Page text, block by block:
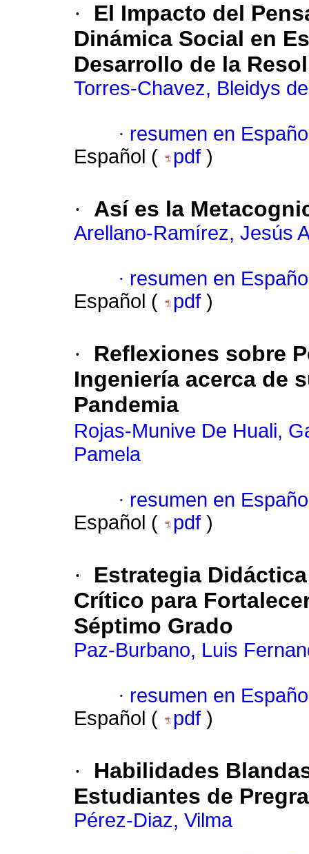
·
El Impacto del
Dinámica Social en
Desarrollo de la
Torres-Chavez, Bleidys
· resumen en
Español (
pdf )
· Así es la
Arellano-Ramírez, Jesús
· resumen en
Español (
pdf )
·
Reflexiones sobre
Ingeniería acerca de
Pandemia
Rojas-Munive De Huali,
Pamela
· resumen en
Español (
pdf )
·
Estrategia
Crítico para
Séptimo Grado
Paz-Burbano, Luis
· resumen en
Español (
pdf )
·
Habilidades
Estudiantes de
Pérez-Diaz, Vilma